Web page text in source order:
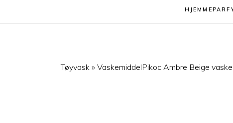
Tøyvask » VaskemiddelPikoc Ambre Beige